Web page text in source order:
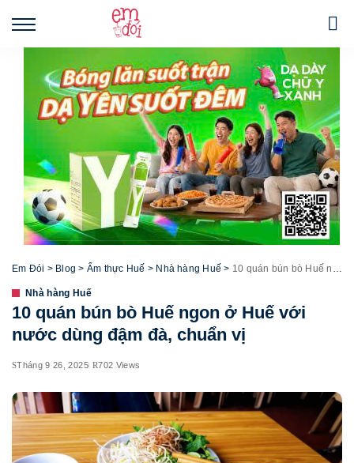
Em Đói > Blog > Ẩm thực Huế > Nhà hàng Huế > 10 quán bún bò Huế ngon ở Huế với nước dùng đậm đà, chuẩn vị
Nhà hàng Huế
10 quán bún bò Huế ngon ở Huế với
nước dùng đậm đà, chuẩn vị
Tháng 9 26, 2025 702 Views